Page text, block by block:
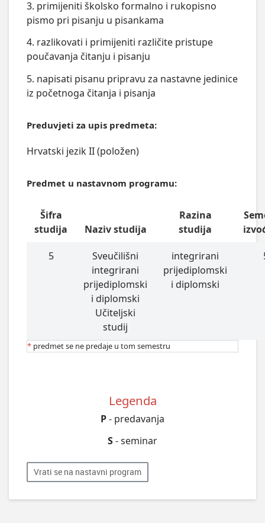
3. primijeniti školsko formalno i rukopisno
pismo pri pisanju u pisankama
4. razlikovati i primijeniti različite pristupe
poučavanja čitanju i pisanju
5. napisati pisanu pripravu za nastavne jedinice
iz početnoga čitanja i pisanja
Preduvjeti za upis predmeta:
Hrvatski jezik II (položen)
Predmet u nastavnom programu:
Šifra
studija
Naziv studija
Razina
studija
5
Sveučilišni
integrirani
prijediplomski
i diplomski
Učiteljski
studij
integrirani
prijediplomski
i diplomski
* predmet se ne predaje u tom semestru
Legenda
P- predavanja
S- seminar
Vrati se na nastavni program